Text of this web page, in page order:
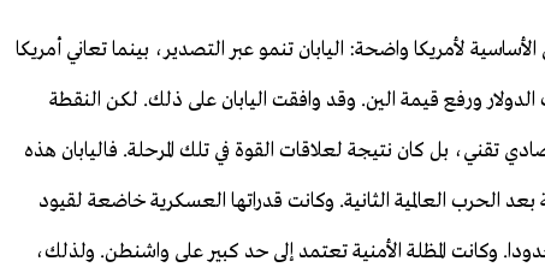
الأساسية لأمريكا واضحة: اليابان تنمو عبر التصدير، بينما تعاني أمريكا
ورفع قيمة الين. وقد وافقت اليابان على ذلك. لكن النقطة
تقني، بل كان نتيجة لعلاقات القوة في تلك المرحلة. فاليابان هذه
بعد الحرب العالمية الثانية. وكانت قدراتها العسكرية خاضعة لقيود
وكانت المظلة الأمنية تعتمد إلى حد كبير على واشنطن. ولذلك،